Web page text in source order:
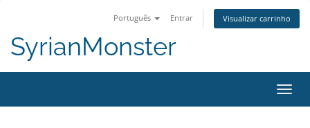
Português Entrar Visualizar carrinho
SyrianMonster